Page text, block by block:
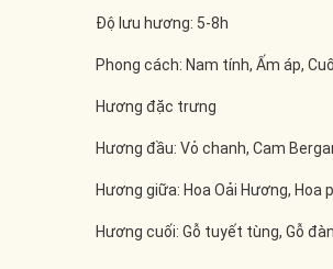
Độ lưu hương: 5-8h
Phong cách: Nam tính, Ấm áp,
Hương đặc trưng
Hương đầu: Vỏ chanh, Cam
Hương giữa: Hoa Oải Hương,
Hương cuối: Gỗ tuyết tùng, Gỗ